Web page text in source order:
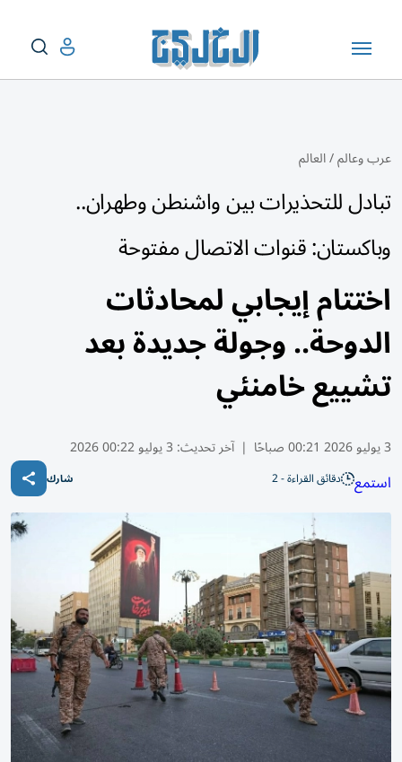
عرب وعالم/العالم
تبادل للتحذيرات بين واشنطن وطهران..
وباكستان: قنوات الاتصال مفتوحة
اختتام إيجابي لمحادثات
الدوحة.. وجولة جديدة بعد
تشييع خامنئي
3 يوليو 2026 00:21 صباحًا | آخر تحديث: 3 يوليو 00:22 2026
استمع دقائق القراءة - 2 شارك